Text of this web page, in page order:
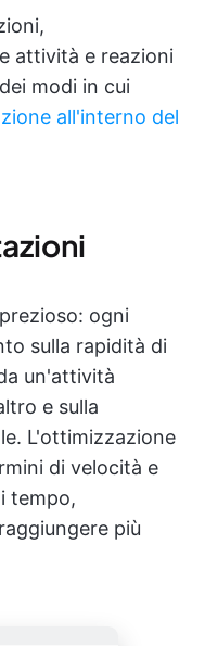
attività e reazioni
modi in cui
all'interno del
ogni
sulla rapidità di
un'attività
e sulla
L'ottimizzazione
di velocità e
tempo,
più